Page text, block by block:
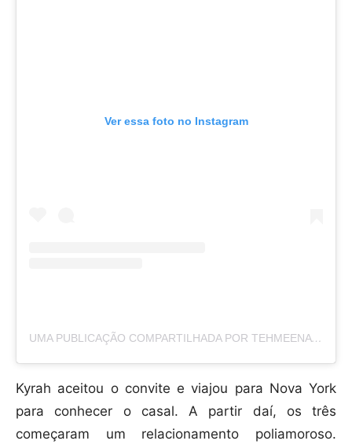
Ver essa foto no Instagram
UMA PUBLICAÇÃO COMPARTILHADA POR TEHMEENA AFZAL-QUINTANA🇵🇰💍🇬🇹 (@MISSMEENAOFFICIAL)
Kyrah aceitou o convite e viajou para Nova York
para conhecer o casal. A partir daí, os três
começaram um relacionamento poliamoroso.